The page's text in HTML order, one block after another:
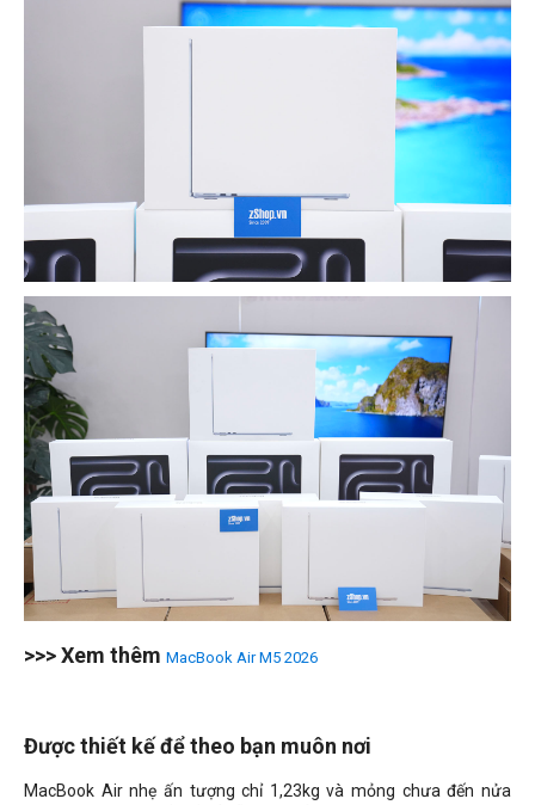
>>> Xem thêm MacBook Air M5 2026
Được thiết kế để theo bạn muôn nơi
MacBook Air nhẹ ấn tượng chỉ 1,23kg và mỏng chưa đến nửa